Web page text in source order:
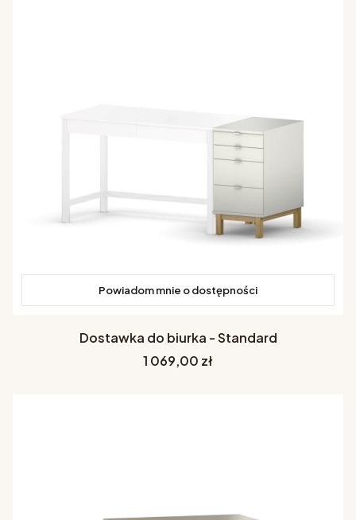
Powiadom mnie o dostępności
Dostawka do biurka - Standard
Cena
1 069,00 zł